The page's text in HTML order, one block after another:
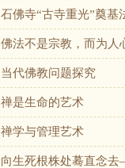
石佛寺“古寺重光”奠基
佛法不是宗教，而为人
当代佛教问题探究
禅是生命的艺术
禅学与管理艺术
向生死根株处蓦直念